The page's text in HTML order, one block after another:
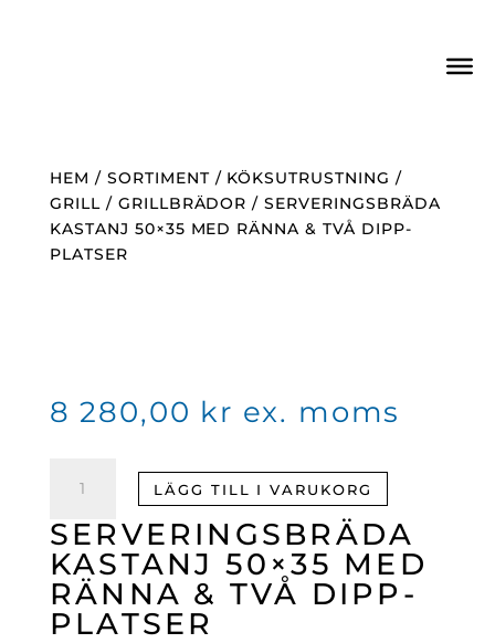
HEM / SORTIMENT/ KÖKSUTRUSTNING /
GRILL/ GRILLBRÄDOR / SERVERINGSBRÄDA
KASTANJ 50×35 MED RÄNNA & TVÅ DIPP-
PLATSER
SERVERINGSBRÄDA
KASTANJ 50×35 MED
RÄNNA & TVÅ DIPP-
PLATSER
8 280,00 kr ex. moms
Serveringsbräda
kastanj
50×35
med
ränna
&
två
LÄGG TILL I VARUKORG